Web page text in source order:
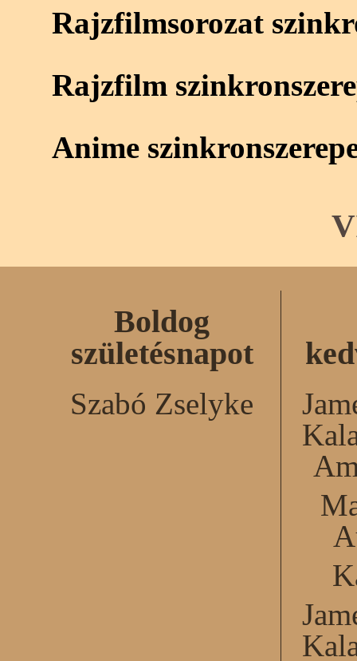
Rajzfilmsorozat
Rajzfilm
Anime
Boldog
születésnapot
Szabó Zselyke